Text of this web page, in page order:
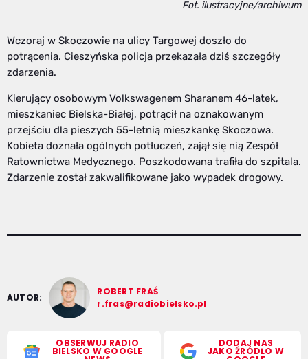
Fot. ilustracyjne/archiwum
Wczoraj w Skoczowie na ulicy Targowej doszło do
potrącenia. Cieszyńska policja przekazała dziś szczegóły
zdarzenia.
Kierujący osobowym Volkswagenem Sharanem 46-latek,
mieszkaniec Bielska-Białej, potrącił na oznakowanym
przejściu dla pieszych 55-letnią mieszkankę Skoczowa.
Kobieta doznała ogólnych potłuczeń, zajął się nią Zespół
Ratownictwa Medycznego. Poszkodowana trafiła do szpitala.
Zdarzenie został zakwalifikowane jako wypadek drogowy.
AUTOR:
ROBERT FRAŚ
r.fras@radiobielsko.pl
OBSERWUJ RADIO
BIELSKO W GOOGLE
DODAJ NAS
JAKO ŹRÓDŁO W